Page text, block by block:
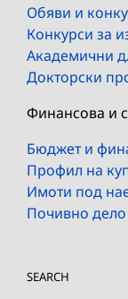
Обяви и
Конкурси за
Академични
Докторски
Финансова и
Бюджет и
Профил на
Имоти под
Почивно дело
SEARCH